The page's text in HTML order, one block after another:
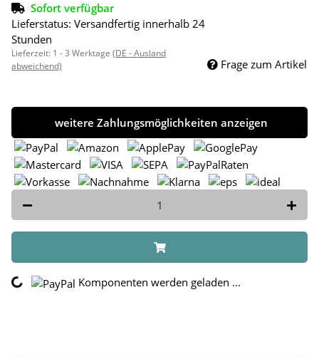
Sofort verfügbar
Lieferstatus: Versandfertig innerhalb 24
Stunden
Lieferzeit: 1 - 3 Werktage (DE - Ausland
abweichend)
Frage zum Artikel
weitere Zahlungsmöglichkeiten anzeigen
Komponenten werden geladen ...